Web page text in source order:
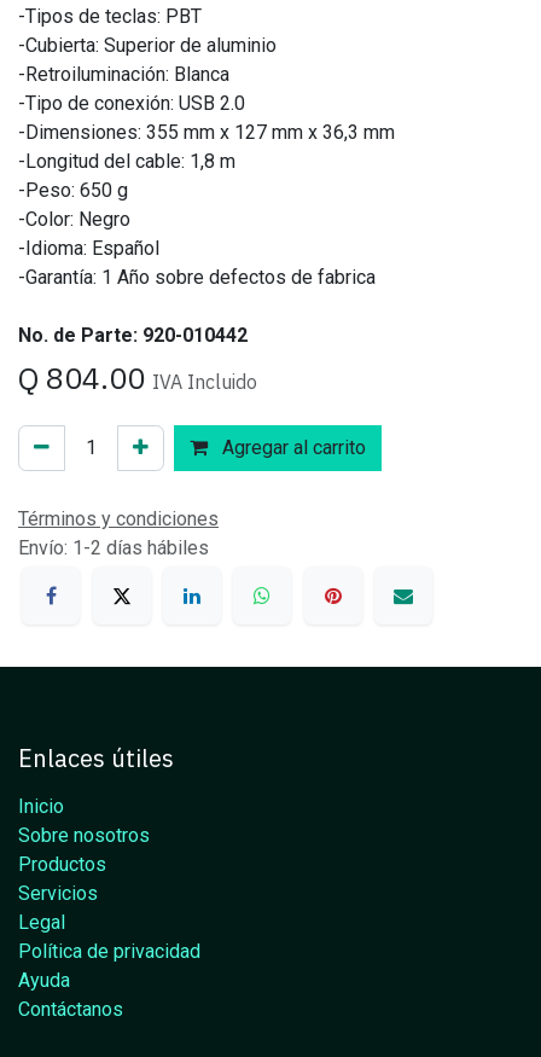
-Tipos de teclas: PBT
-Cubierta: Superior de aluminio
-Retroiluminación: Blanca
-Tipo de conexión: USB 2.0
-Dimensiones: 355 mm x 127 mm x 36,3 mm
-Longitud del cable: 1,8 m
-Peso: 650 g
-Color: Negro
-Idioma: Español
-Garantía: 1 Año sobre defectos de fabrica
No. de Parte: 920-010442
Q 804.00 IVA Incluido
Agregar al carrito
Términos y condiciones
Envío: 1-2 días hábiles
Enlaces útiles
Inicio
Sobre nosotros
Productos
Servicios
Legal
Política de privacidad
Ayuda
Contáctanos